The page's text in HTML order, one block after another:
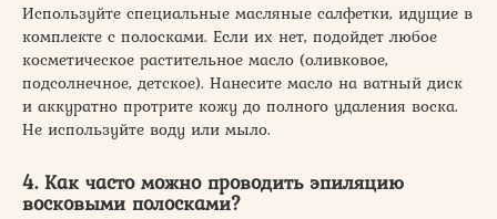
Используйте специальные масляные салфетки, идущие в
комплекте с полосками. Если их нет, подойдет любое
косметическое растительное масло (оливковое,
подсолнечное, детское). Нанесите масло на ватный диск
и аккуратно протрите кожу до полного удаления воска.
Не используйте воду или мыло.
4. Как часто можно проводить эпиляцию
восковыми полосками?